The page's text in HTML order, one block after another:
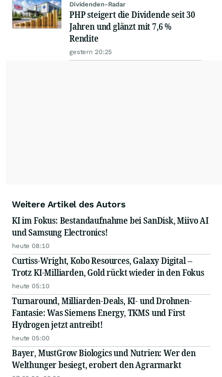
Dividenden-Radar
PHP steigert die Dividende seit 30
Jahren und glänzt mit 7,6 %
Rendite
gestern 20:25
Weitere Artikel des Autors
KI im Fokus: Bestandaufnahme bei SanDisk, Miivo AI
und Samsung Electronics!
heute 08:10
Curtiss-Wright, Kobo Resources, Galaxy Digital –
Trotz KI-Milliarden, Gold rückt wieder in den Fokus
heute 05:10
Turnaround, Milliarden-Deals, KI- und Drohnen-
Fantasie: Was Siemens Energy, TKMS und First
Hydrogen jetzt antreibt!
heute 05:00
Bayer, MustGrow Biologics und Nutrien: Wer den
Welthunger besiegt, erobert den Agrarmarkt